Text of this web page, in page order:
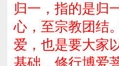
归一，指的是归
心，至宗教团结
爱，也是要大家
基础，修行博爱